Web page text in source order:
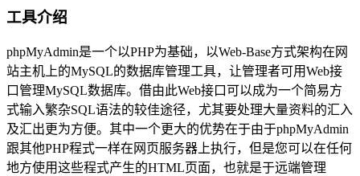
工具介绍
phpMyAdmin是一个以PHP为基础，以Web-Base方式架构在网
站主机上的MySQL的数据库管理工具，让管理者可用Web接
口管理MySQL数据库。借由此Web接口可以成为一个简易方
式输入繁杂SQL语法的较佳途径，尤其要处理大量资料的汇入
及汇出更为方便。其中一个更大的优势在于由于phpMyAdmin
跟其他PHP程式一样在网页服务器上执行，但是您可以在任何
地方使用这些程式产生的HTML页面，也就是于远端管理